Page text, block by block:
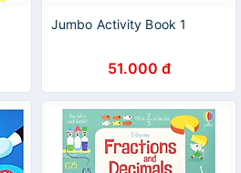
Jumbo Activity Book 1
51.000 đ